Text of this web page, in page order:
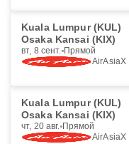
Kuala Lumpur (KUL)
Osaka Kansai (KIX)
вт, 8 сент. Прямой
AirAsiaX
Kuala Lumpur (KUL)
Osaka Kansai (KIX)
чт, 20 авг. Прямой
AirAsiaX